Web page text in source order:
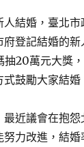
結婚，臺北
登記結婚的
抽20萬元大獎
鼓勵大家結婚
近議會在抱
力改進，結